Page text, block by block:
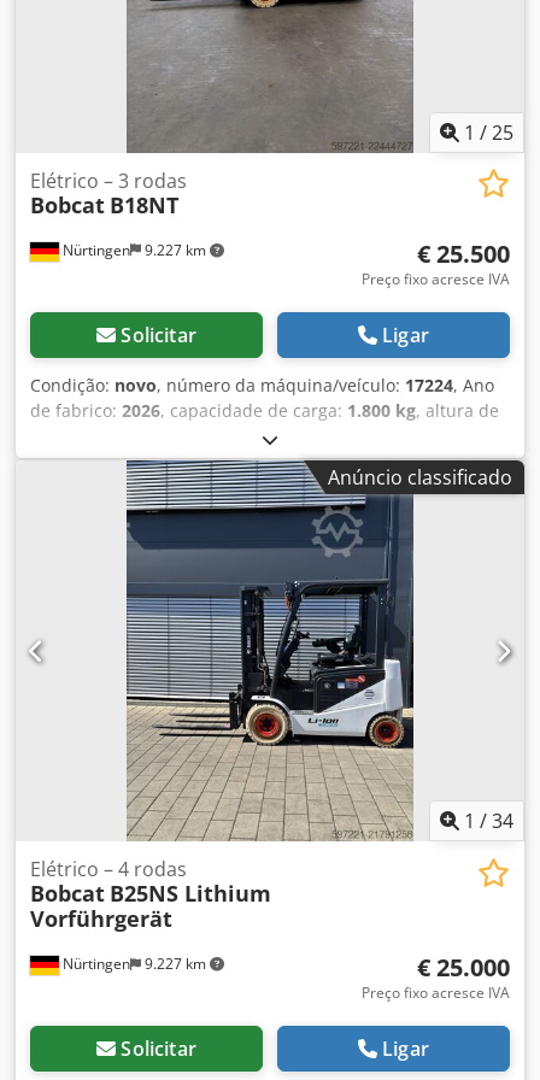
1 /25
Nürtingen 9.227 km
Elétrico – 3 rodas
Bobcat B18NT
€ 25.500
Preço fixo acresce IVA
Solicitar Ligar
Condição: novo, número da máquina/veículo: 17224, Ano
de fabrico: 2026, capacidade de carga: 1.800 kg, altura de
, elevação livre:
carga:500 mm, tipo de combustível:elétrico, tipo de
triplex, altura de construção:2.215 mm, tensão da
51,2 V, comprimento do garfo:1.150 mm
dimensão do pneu dianteiro:
18x7-6 weiss
, tamanho do
, peso total: 3.460 kg
Número de série: OBA06-000030 Dedpfx Ahjzp Tz Deqjck
Especificações da bateria: 51,2 V, 277 Ah, íon-lítio.
Anúncio classificado
1 /34
Nürtingen 9.227 km
Elétrico – 4 rodas
Bobcat B25NS Lithium
Vorführgerät
€ 25.000
Preço fixo acresce IVA
Solicitar Ligar